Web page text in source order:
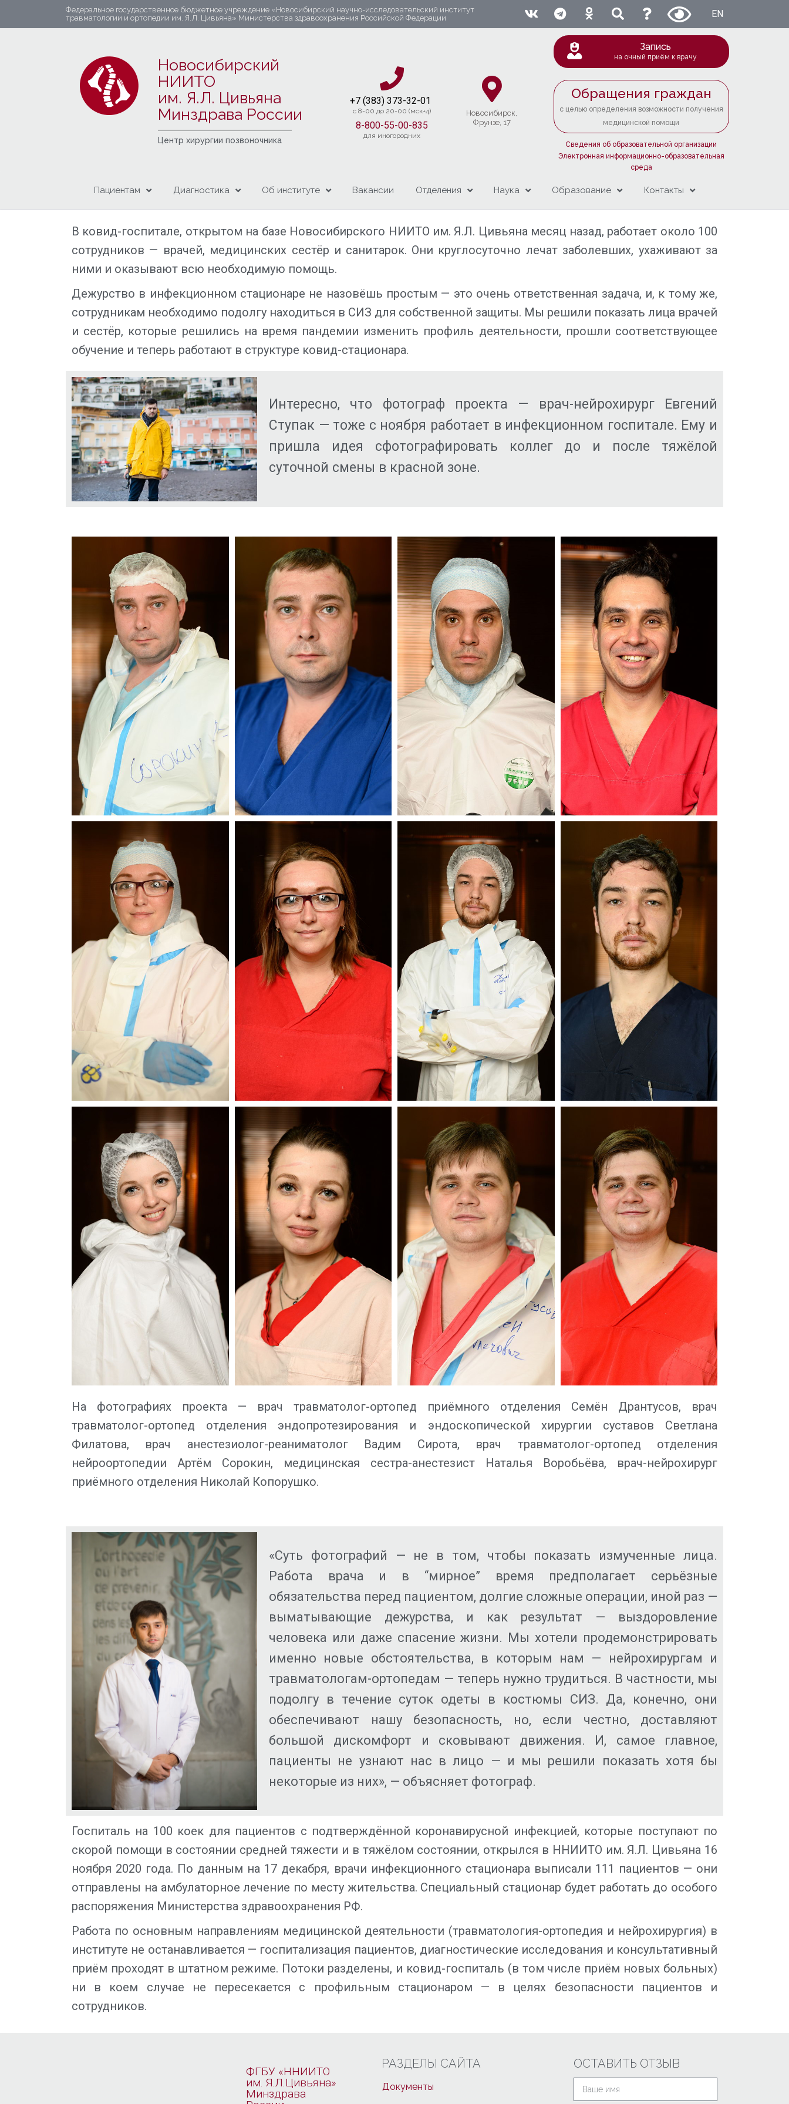
Федеральное государственное бюджетное учреждение «Новосибирский научно-исследовательский институт
травматологии и ортопедии им. Я.Л. Цивьяна» Министерства здравоохранения Российской Федерации
EN
Новосибирский
НИИТО
им. Я.Л. Цивьяна
Минздрава России
Центр хирургии позвоночника
+7 (383) 373-32-01​
c 8-00 до 20-00 (мск+4)
8-800-55-00-835
для иногородних
Новосибирcк,
Фрунзе, 17
Запись
на очный приём к врачу
Обращения граждан
с целью определения возможности получения
медицинской помощи
Сведения об образовательной организации
Электронная информационно-образовательная
среда
Пациентам Диагностика Об институте Вакансии Отделения Наука Образование Контакты
В ковид-госпитале, открытом на базе Новосибирского НИИТО им. Я.Л. Цивьяна месяц назад, работает около 100
сотрудников — врачей, медицинских сестёр и санитарок. Они круглосуточно лечат заболевших, ухаживают за
ними и оказывают всю необходимую помощь.
Дежурство в инфекционном стационаре не назовёшь простым — это очень ответственная задача, и, к тому же,
сотрудникам необходимо подолгу находиться в СИЗ для собственной защиты. Мы решили показать лица врачей
и сестёр, которые решились на время пандемии изменить профиль деятельности, прошли соответствующее
обучение и теперь работают в структуре ковид-стационара.
Интересно, что фотограф проекта — врач-нейрохирург Евгений
Ступак — тоже с ноября работает в инфекционном госпитале. Ему и
пришла идея сфотографировать коллег до и после тяжёлой
суточной смены в красной зоне.
На фотографиях проекта — врач травматолог-ортопед приёмного отделения Семён Дрантусов, врач
травматолог-ортопед отделения эндопротезирования и эндоскопической хирургии суставов Светлана
Филатова, врач анестезиолог-реаниматолог Вадим Сирота, врач травматолог-ортопед отделения
нейроортопедии Артём Сорокин, медицинская сестра-анестезист Наталья Воробьёва, врач-нейрохирург
приёмного отделения Николай Копорушко.
«Суть фотографий — не в том, чтобы показать измученные лица.
Работа врача и в “мирное” время предполагает серьёзные
обязательства перед пациентом, долгие сложные операции, иной раз —
выматывающие дежурства, и как результат — выздоровление
человека или даже спасение жизни. Мы хотели продемонстрировать
именно новые обстоятельства, в которым нам — нейрохирургам и
травматологам-ортопедам — теперь нужно трудиться. В частности, мы
подолгу в течение суток одеты в костюмы СИЗ. Да, конечно, они
обеспечивают нашу безопасность, но, если честно, доставляют
большой дискомфорт и сковывают движения. И, самое главное,
пациенты не узнают нас в лицо — и мы решили показать хотя бы
некоторые из них», — объясняет фотограф.
Госпиталь на 100 коек для пациентов с подтверждённой коронавирусной инфекцией, которые поступают по
скорой помощи в состоянии средней тяжести и в тяжёлом состоянии, открылся в ННИИТО им. Я.Л. Цивьяна 16
ноября 2020 года. По данным на 17 декабря, врачи инфекционного стационара выписали 111 пациентов — они
отправлены на амбулаторное лечение по месту жительства. Специальный стационар будет работать до особого
распоряжения Министерства здравоохранения РФ.
Работа по основным направлениям медицинской деятельности (травматология-ортопедия и нейрохирургия) в
институте не останавливается — госпитализация пациентов, диагностические исследования и консультативный
приём проходят в штатном режиме. Потоки разделены, и ковид-госпиталь (в том числе приём новых больных)
ни в коем случае не пересекается с профильным стационаром — в целях безопасности пациентов и
сотрудников.
ФГБУ «ННИИТО
им. Я.Л.Цивьяна»
Минздрава
РАЗДЕЛЫ САЙТА
Документы
ОСТАВИТЬ ОТЗЫВ